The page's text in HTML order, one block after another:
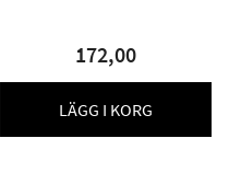
172,00
LÄGG I KORG